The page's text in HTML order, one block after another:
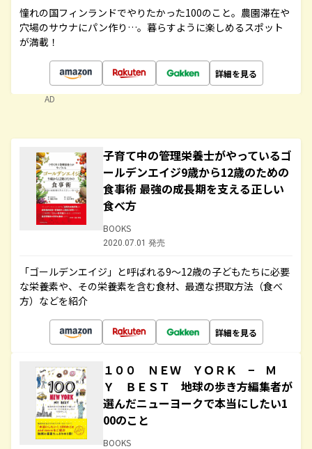
憧れの国フィンランドでやりたかった100のこと。農園滞在や
穴場のサウナにパン作り…。暮らすように楽しめるスポット
が満載！
詳細を見る
AD
子育て中の管理栄養士がやっているゴ
ールデンエイジ9歳から12歳のための
食事術 最強の成長期を支える正しい
食べ方
BOOKS
2020.07.01 発売
「ゴールデンエイジ」と呼ばれる9～12歳の子どもたちに必要
な栄養素や、その栄養素を含む食材、最適な摂取方法（食べ
方）などを紹介
詳細を見る
１００ ＮＥＷ ＹＯＲＫ − Ｍ
Ｙ ＢＥＳＴ 地球の歩き方編集者が
選んだニューヨークで本当にしたい1
00のこと
BOOKS